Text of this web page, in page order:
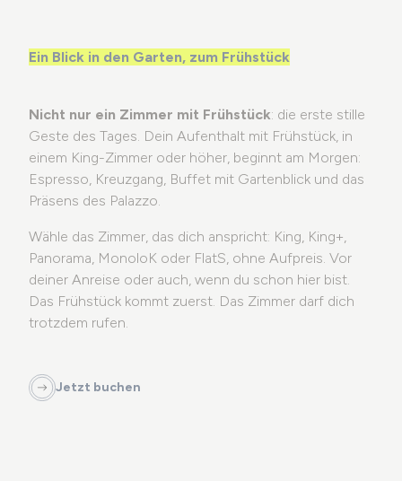
Die Stiftung
Was in Brescia zu sehen
Gruppen und Agenturen
Nachhaltige Gedanken
DE
ist Teil von
Ein Blick in den Garten, zum Frühstück
Nicht nur ein Zimmer mit Frühstück: die erste stille
Geste des Tages. Dein Aufenthalt mit Frühstück, in
einem King-Zimmer oder höher, beginnt am Morgen:
Espresso, Kreuzgang, Buffet mit Gartenblick und das
Präsens des Palazzo.
Wähle das Zimmer, das dich anspricht: King, King+,
Panorama, MonoloK oder FlatS, ohne Aufpreis. Vor
deiner Anreise oder auch, wenn du schon hier bist.
Das Frühstück kommt zuerst. Das Zimmer darf dich
trotzdem rufen.
Jetzt buchen